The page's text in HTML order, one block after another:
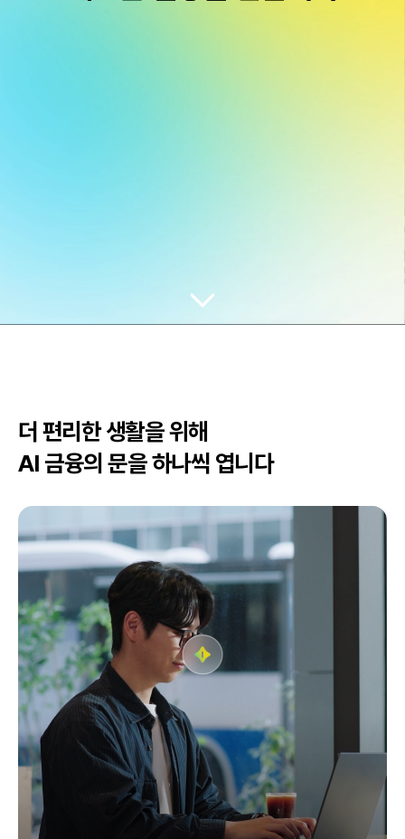
더 편리한 생활을 위해
AI 금융의 문을 하나씩 엽니다